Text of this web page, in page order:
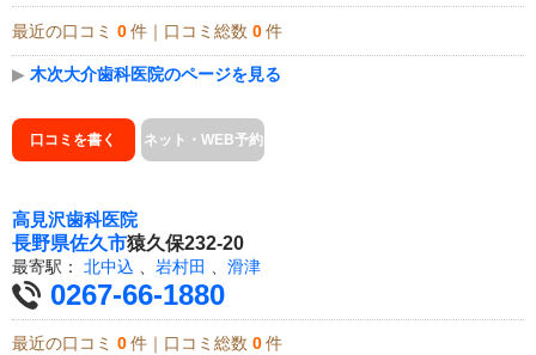
最近の口コミ 0 件｜口コミ総数 0 件
▶ 木次大介歯科医院のページを見る
口コミを書く ネット・WEB予約
高見沢歯科医院
長野県佐久市猿久保232-20
最寄駅： 北中込 岩村田 滑津
0267-66-1880
最近の口コミ 0 件｜口コミ総数 0 件